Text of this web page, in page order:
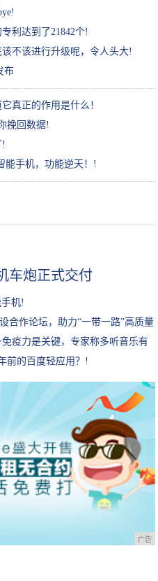
利达到了21842个!
不该进行升级呢，令人头大!
布
真正的作用是什么！
挽回数据!
!
能手机，功能逆天！!
车炮正式交付
机!
合作论坛，助力“一带一路”高质量
疫力是关键，专家称多听音乐有
前的百度轻应用？!
广告